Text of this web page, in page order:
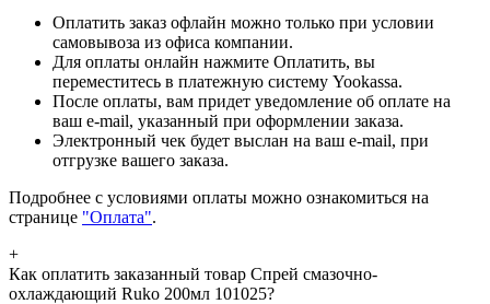
Оплатить заказ офлайн можно только при условии
самовывоза из офиса компании.
Для оплаты онлайн нажмите Оплатить, вы
переместитесь в платежную систему Yookassa.
После оплаты, вам придет уведомление об оплате на
ваш e-mail, указанный при оформлении заказа.
Электронный чек будет выслан на ваш e-mail, при
отгрузке вашего заказа.
Подробнее с условиями оплаты можно ознакомиться на
странице "Оплата".
+
Как оплатить заказанный товар Спрей смазочно-
охлаждающий Ruko 200мл 101025?